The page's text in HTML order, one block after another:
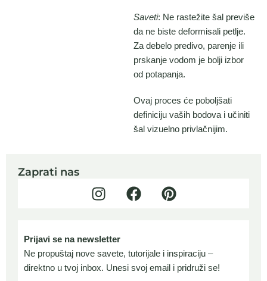
Saveti: Ne rastežite šal previše
da ne biste deformisali petlje.
Za debelo predivo, parenje ili
prskanje vodom je bolji izbor
od potapanja.
Ovaj proces će poboljšati
definiciju vaših bodova i učiniti
šal vizuelno privlačnijim.
Zaprati nas
Prijavi se na newsletter
Ne propuštaj nove savete, tutorijale i inspiraciju –
direktno u tvoj inbox. Unesi svoj email i pridruži se!